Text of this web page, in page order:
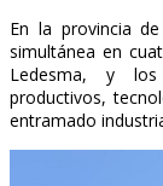
En la provincia
simultánea en
Ledesma, y los
productivos,
entramado